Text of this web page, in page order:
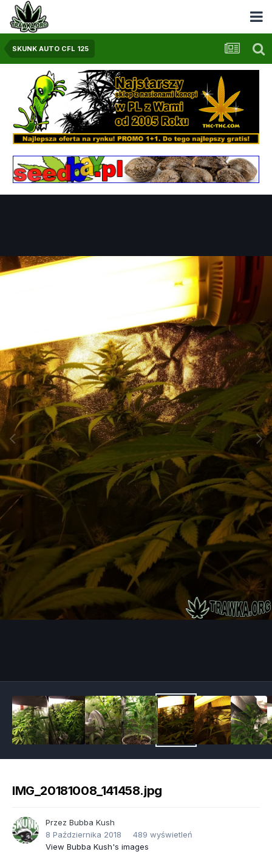
SKUNK AUTO CFL 125
IMG_20181008_141458.jpg
Przez Bubba Kush
8 Października 2018
489 wyświetleń
View Bubba Kush's images